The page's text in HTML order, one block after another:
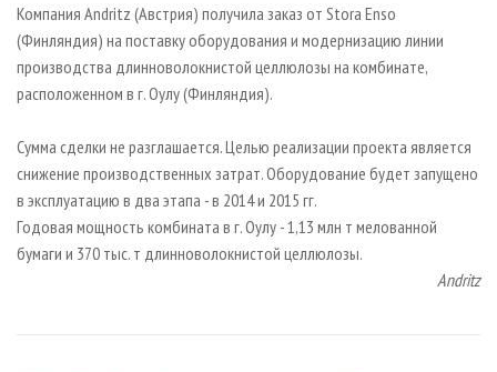
ДЕРЕВЯННОЕ ДОМОСТРОЕНИЕ
ПРОИЗВОДСТВО МЕБЕЛИ
БИОЭНЕРГЕТИКА
ЦБП
ИНСТРУМЕНТ И МАТЕРИАЛЫ
ОФИЦИАЛЬНЫЕ ДЕЛЕГАЦИИ
ПРИОРИТЕТНЫЕ ИНВЕСТПРОЕКТЫ
RUSSIAN FORESTRY REVIEW
ГАЗЕТА ЛЕСПРОМФОРУМ
БИБЛИОТЕКА СПЕЦИАЛИСТА
Компания Andritz (Австрия) получила заказ от Stora Enso
(Финляндия) на поставку оборудования и модернизацию линии
производства длинноволокнистой целлюлозы на комбинате,
расположенном в г. Оулу (Финляндия).
Сумма сделки не разглашается. Целью реализации проекта является
снижение производственных затрат. Оборудование будет запущено
в эксплуатацию в два этапа - в 2014 и 2015 гг.
Годовая мощность комбината в г. Оулу - 1,13 млн т мелованной
бумаги и 370 тыс. т длинноволокнистой целлюлозы.
Andritz